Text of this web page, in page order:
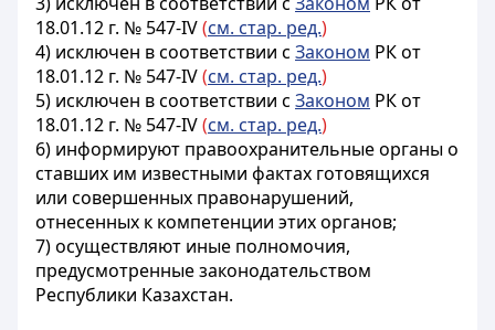
18.01.12 г. № 547-IV(см. стар. ред.)
4) исключен в соответствии с Законом РК от
18.01.12 г. № 547-IV(см. стар. ред.)
5) исключен в соответствии с Законом РК от
18.01.12 г. № 547-IV(см. стар. ред.)
6) информируют правоохранительные органы о
ставших им известными фактах готовящихся
или совершенных правонарушений,
отнесенных к компетенции этих органов;
7) осуществляют иные полномочия,
предусмотренные законодательством
Республики Казахстан.